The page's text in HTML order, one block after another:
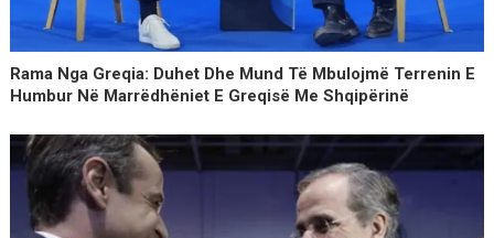
Rama Nga Greqia: Duhet Dhe Mund Të Mbulojmë Terrenin E
Humbur Në Marrëdhëniet E Greqisë Me Shqipërinë